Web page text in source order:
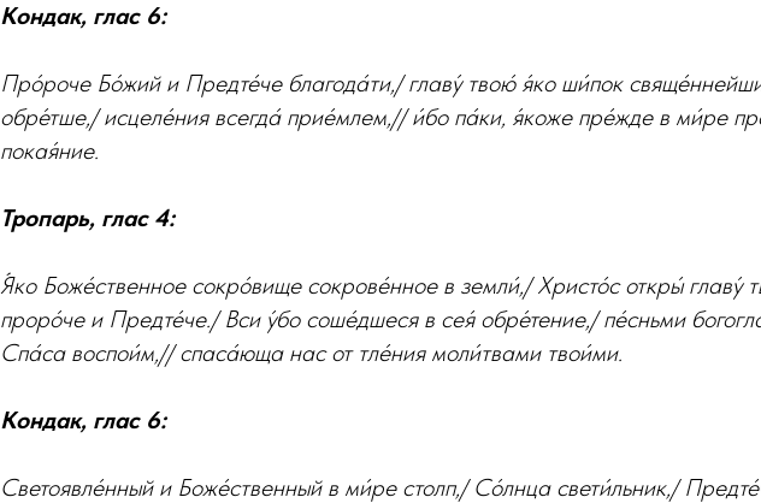
Кондак, глас 6:
Про́роче Бо́жий и Предте́че благода́ти,/ главу́ твою́ я́ко ши́пок
обре́тше,/ исцеле́ния всегда́ прие́млем,// и́бо па́ки, я́коже пре́жде в ми́ре
покая́ние.
Тропарь, глас 4:
Я́ко Боже́ственное сокро́вище сокрове́нное в земли́,/ Христо́с откры́ главу́
проро́че и Предте́че./ Вси у́бо соше́дшеся в сея́ обре́тение,/ пе́сньми
Спа́са воспои́м,// спаса́юща нас от тле́ния моли́твами твои́ми.
Кондак, глас 6:
Светоявле́нный и Боже́ственный в ми́ре столп,/ Со́лнца свети́льник,/